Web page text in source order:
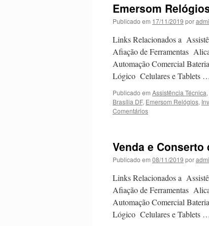
Emersom
Publicado em 17/11/2019 por
Links Relacionados a
Afiação de Ferramentas
Automação Comercial
Lógico Celulares e Tablets …
Publicado em Assistência Técnica,
Brasília DF, Emersom Relógios,
Comentários
Venda e Conserto
Publicado em 08/11/2019 por
Links Relacionados a
Afiação de Ferramentas
Automação Comercial
Lógico Celulares e Tablets …